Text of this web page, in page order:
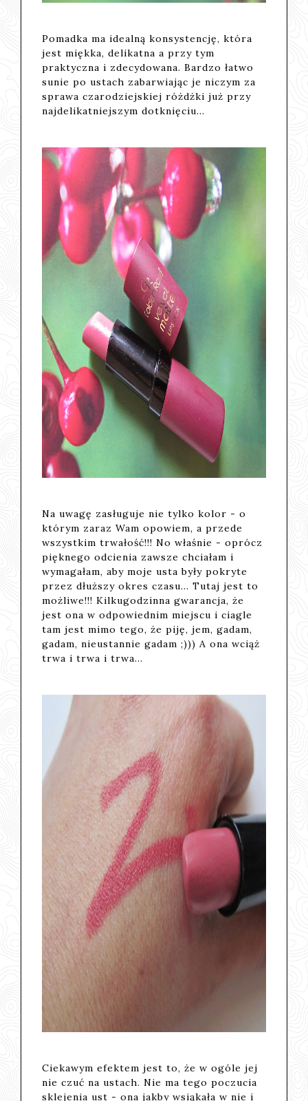
Pomadka ma idealną konsystencję, która
jest miękka, delikatna a przy tym
praktyczna i zdecydowana. Bardzo łatwo
sunie po ustach zabarwiając je niczym za
sprawa czarodziejskiej różdżki już przy
najdelikatniejszym dotknięciu...
Na uwagę zasługuje nie tylko kolor - o
którym zaraz Wam opowiem, a przede
wszystkim trwałość!!! No właśnie - oprócz
pięknego odcienia zawsze chciałam i
wymagałam, aby moje usta były pokryte
przez dłuższy okres czasu... Tutaj jest to
możliwe!!! Kilkugodzinna gwarancja, że
jest ona w odpowiednim miejscu i ciagle
tam jest mimo tego, że piję, jem, gadam,
gadam, nieustannie gadam ;))) A ona wciąż
trwa i trwa i trwa...
Ciekawym efektem jest to, że w ogóle jej
nie czuć na ustach. Nie ma tego poczucia
sklejenia ust - ona jakby wsiąkała w nie i